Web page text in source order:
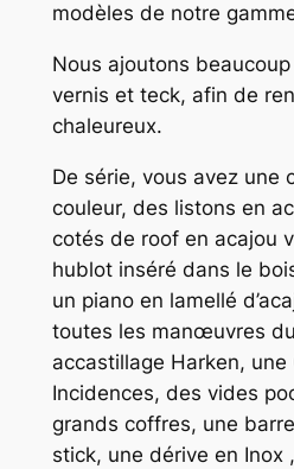
modèles de notre
Nous ajoutons
vernis et teck, afin de
chaleureux.
De série, vous avez une
couleur, des listons en
cotés de roof en acajou
hublot inséré dans le
un piano en lamellé
toutes les manœuvres
accastillage Harken, une
Incidences, des vides
grands coffres, une
stick, une dérive en Inox